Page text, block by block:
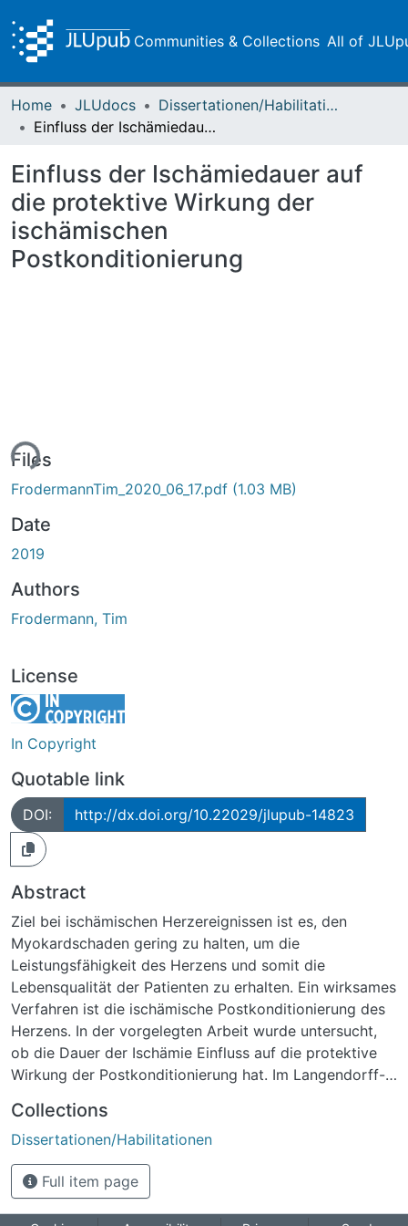
Communities & Collections All of
Home JLUdocs
Dissertationen/Habilitationen
Einfluss der Ischämiedauer auf die protektive Wirkung der ischämischen Postkonditionierung
Einfluss der Ischämiedauer auf
die protektive Wirkung der
ischämischen
Postkonditionierung
Files
FrodermannTim_2020_06_17.pdf (1.03 MB)
Date
2019
Authors
Frodermann, Tim
License
In Copyright
Quotable link
DOI: http://dx.doi.org/10.22029/jlupub-14823
Abstract
Ziel bei ischämischen Herzereignissen ist es, den
Myokardschaden gering zu halten, um die
Leistungsfähigkeit des Herzens und somit die
Lebensqualität der Patienten zu erhalten. Ein wirksames
Verfahren ist die ischämische Postkonditionierung des
Herzens. In der vorgelegten Arbeit wurde untersucht,
ob die Dauer der Ischämie Einfluss auf die protektive
Wirkung der Postkonditionierung hat. Im Langendorff-
bei Ischämiedauern von 15 Minuten und anschließender
Reperfusion von drei Stunden die Postkonditionierung
eine schützende Wirkung auf die Kardiomyozyten
besitzt. Gezeigt werden konnte dies durch
Collections
Dissertationen/Habilitationen
Full item page